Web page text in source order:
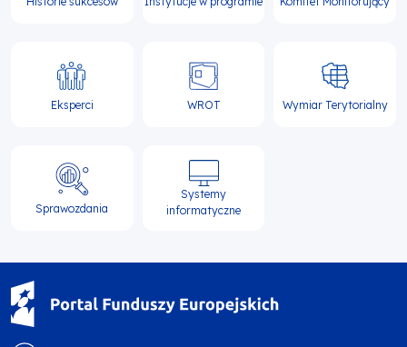
Eksperci WROT Wymiar Terytorialny
Sprawozdania
Systemy
informatyczne